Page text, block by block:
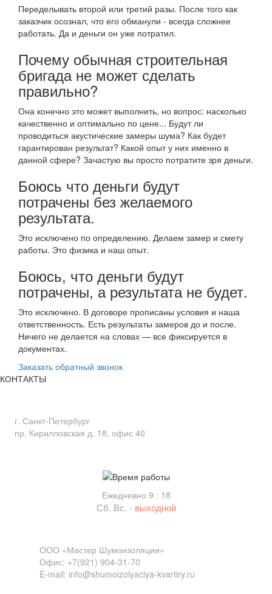
Переделывать второй или третий разы. После того как
заказчик осознал, что его обманули - всегда сложнее
работать. Да и деньги он уже потратил.
Почему обычная строительная
бригада не может сделать
правильно?
Она конечно это может выполнить, но вопрос: насколько
качественно и оптимально по цене... Будут ли
проводиться акустические замеры шума? Как будет
гарантирован результат? Какой опыт у них именно в
данной сфере? Зачастую вы просто потратите зря деньги.
Боюсь что деньги будут
потрачены без желаемого
результата.
Это исключено по определению. Делаем замер и смету
работы. Это физика и наш опыт.
Боюсь, что деньги будут
потрачены, а результата не будет.
Это исключено. В договоре прописаны условия и наша
ответственность. Есть результаты замеров до и после.
Ничего не делается на словах — все фиксируется в
документах.
Заказать обратный звонок
КОНТАКТЫ
г. Санкт-Петербург
пр. Кирилловская д. 18, офис 40
Ежедневно 9 : 18
Сб. Вс. - выходной
ООО «Мастер Шумоизоляции»
Офис: +7(921) 904-31-70
E-mail: info@shumoizolyaciya-kvartiry.ru